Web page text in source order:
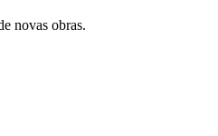
novas obras.